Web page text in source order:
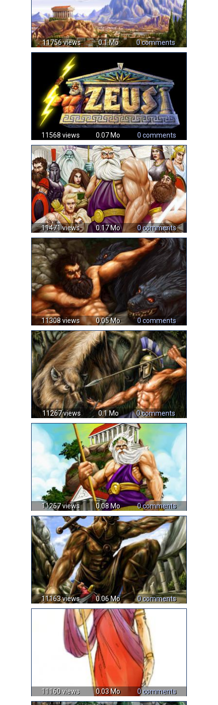
11756 views 0.1 Mo 0 comments
11568 views 0.07 Mo 0 comments
11471 views 0.17 Mo 0 comments
11308 views 0.05 Mo 0 comments
11267 views 0.1 Mo 0 comments
11257 views 0.08 Mo 0 comments
11163 views 0.06 Mo 0 comments
11160 views 0.03 Mo 0 comments